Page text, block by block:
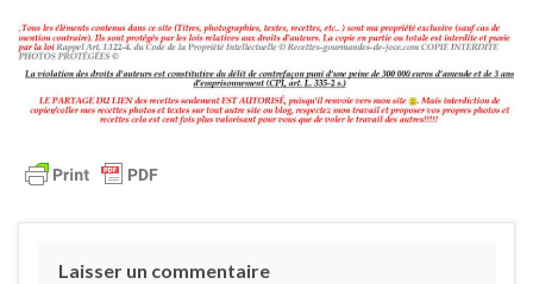
Laisser un commentaire